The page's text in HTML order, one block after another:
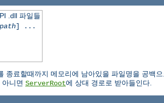
.dll 파일들
] ...
종료할때까지 메모리에 남아있을 파일명을 공백
니면 ServerRoot에 상대 경로로 받아들인다.